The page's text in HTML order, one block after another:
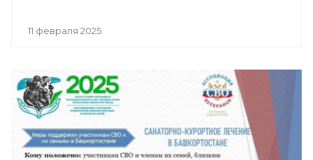
11 февраля 2025